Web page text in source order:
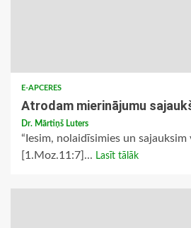
E-APCERES
Atrodam mierinājumu
Dr. Mārtiņš Luters
“Iesim, nolaidīsimies un sajauksim
[1.Moz.11:7]... Lasīt tālāk